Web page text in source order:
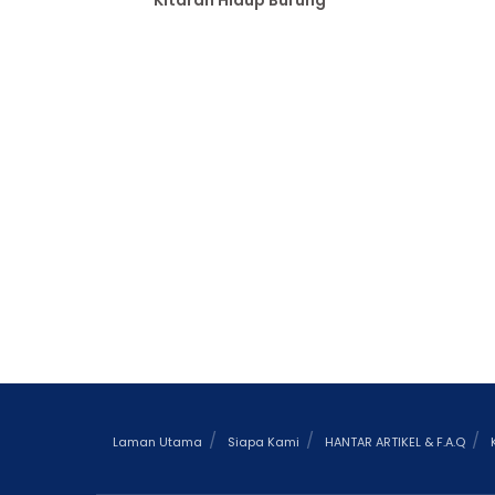
Laman Utama Siapa Kami HANTAR ARTIKEL & F.A.Q